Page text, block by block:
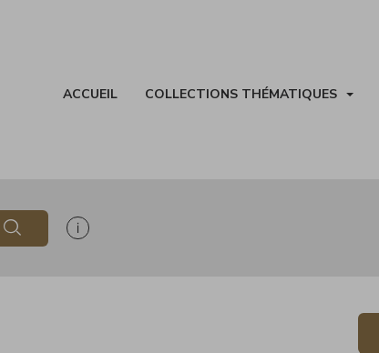
ACCUEIL COLLECTIONS THÉMATIQUES
Afficher les informations d'aide à la recherche